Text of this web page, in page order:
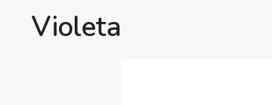
Violeta